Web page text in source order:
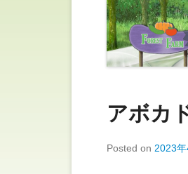
アボカ
Posted on 2023